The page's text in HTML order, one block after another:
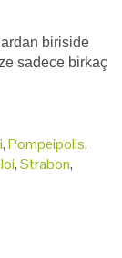
biriside
sadece birkaç
,Pompeipolis,
,Strabon,